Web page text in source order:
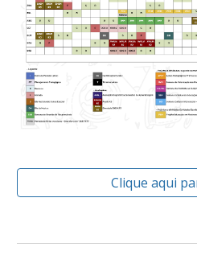
Clique aqui